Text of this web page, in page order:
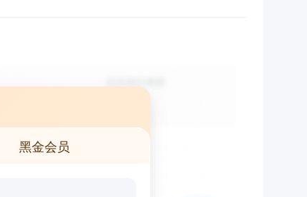
黑金会员